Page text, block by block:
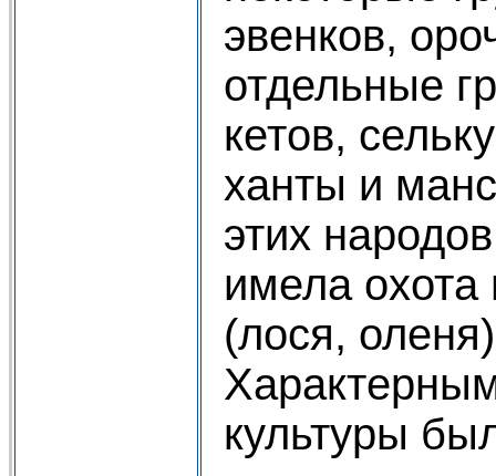
эвенков,
отдельные
кетов,
ханты и
этих
имела охота
(лося,
культуры